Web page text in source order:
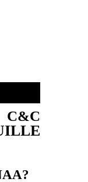
C&C